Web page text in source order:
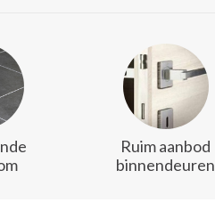
Ruim aanbod
binnendeuren